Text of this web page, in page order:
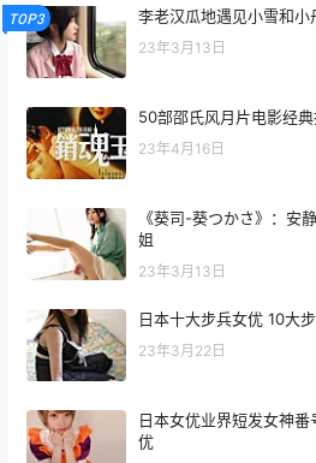
TOP3 李老汉瓜地遇见小雪和
23年3月13日
50部邵氏风月片电影经
23年4月16日
《葵司-葵つかさ》：安
姐
23年3月13日
日本十大步兵女优 10大
23年3月22日
日本女优业界短发女神
优